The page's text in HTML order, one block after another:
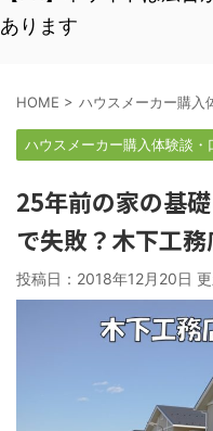
あります
HOME > ハウスメーカー購入
ハウスメーカー購入体験談・
25年前の家の基
で失敗？木下工
投稿日：2018年12月20日 更